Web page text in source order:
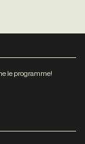
le programme!